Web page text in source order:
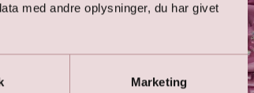
med andre oplysninger, du har givet
Marketing